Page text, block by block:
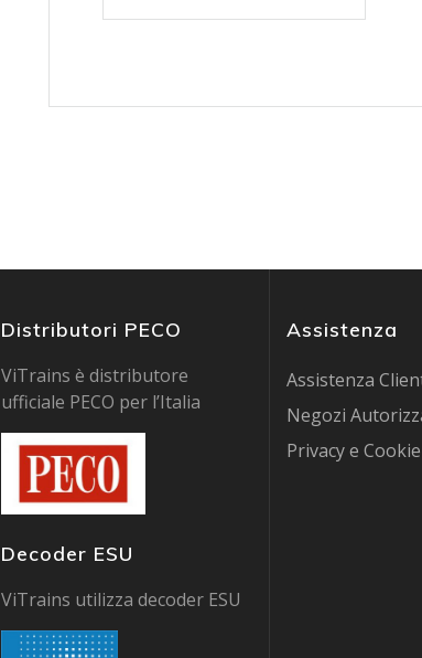
Distributori PECO
ViTrains è distributore
ufficiale PECO per l’Italia
Decoder ESU
ViTrains utilizza decoder ESU
Assistenza
Assistenza
Negozi
Privacy e